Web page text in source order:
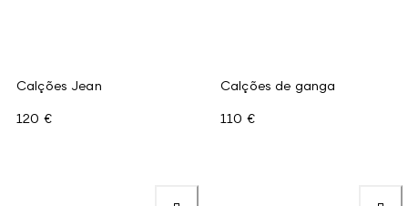
Calções Jean
120 €
Calções de ganga
110 €